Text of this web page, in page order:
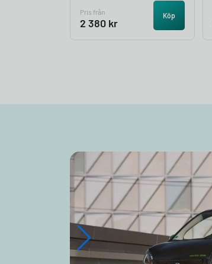
Pris från
2 380 kr
Köp